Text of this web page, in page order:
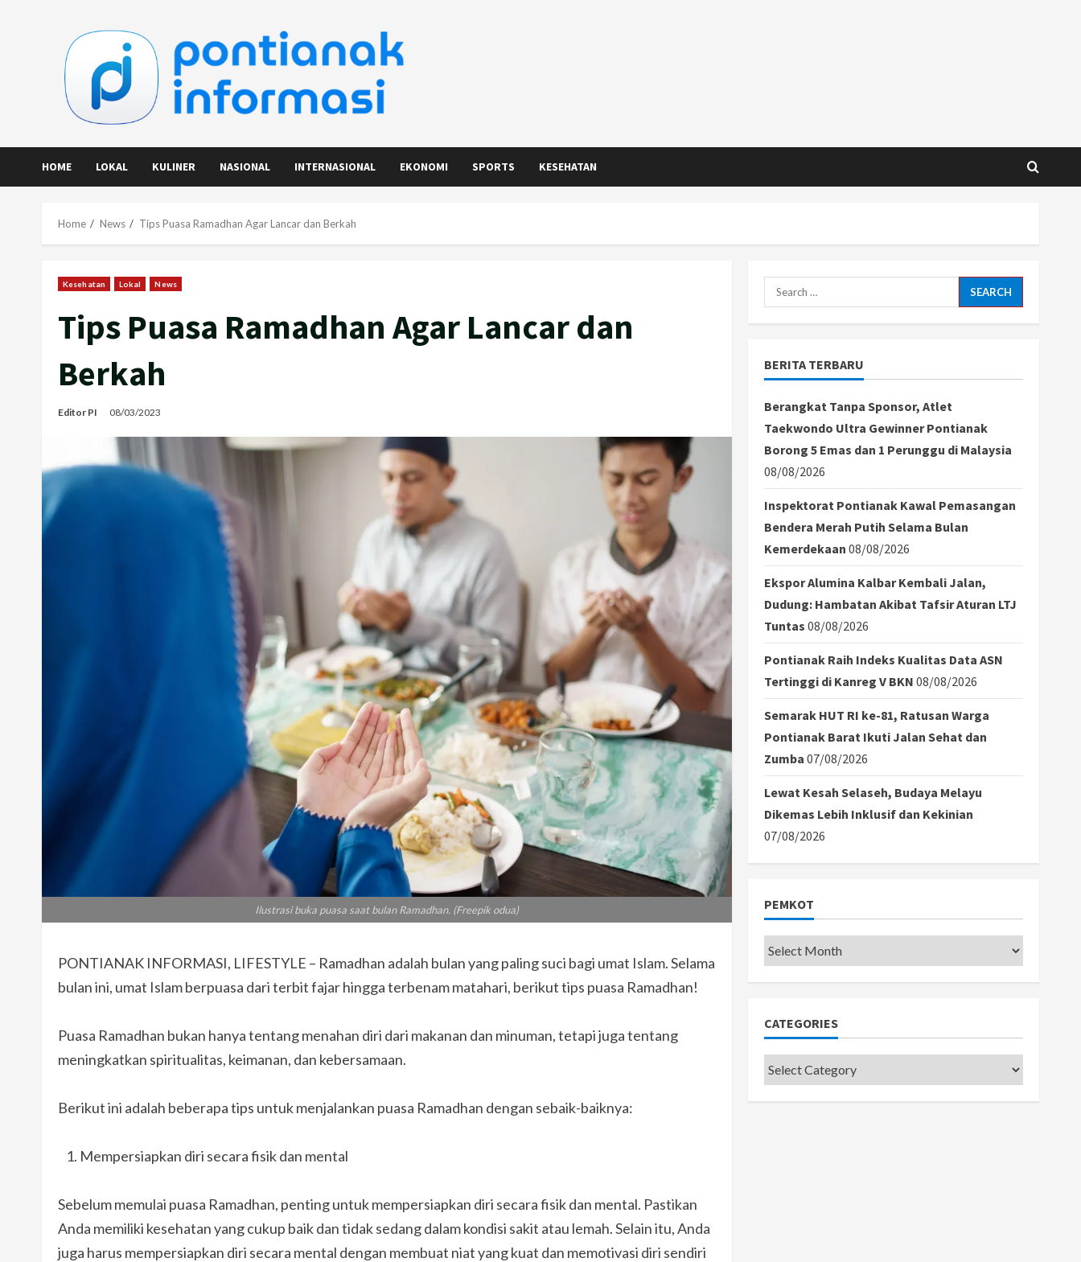
HOME LOKAL KULINER NASIONAL INTERNASIONAL EKONOMI SPORTS KESEHATAN
Home News Tips Puasa Ramadhan Agar Lancar dan Berkah
Kesehatan Lokal News
Tips Puasa Ramadhan Agar Lancar dan
Berkah
Editor PI 08/03/2023
Ilustrasi buka puasa saat bulan Ramadhan. (Freepik odua)
PONTIANAK INFORMASI, LIFESTYLE – Ramadhan adalah bulan yang paling suci bagi umat Islam. Selama
bulan ini, umat Islam berpuasa dari terbit fajar hingga terbenam matahari, berikut tips puasa Ramadhan!
Puasa Ramadhan bukan hanya tentang menahan diri dari makanan dan minuman, tetapi juga tentang
meningkatkan spiritualitas, keimanan, dan kebersamaan.
Berikut ini adalah beberapa tips untuk menjalankan puasa Ramadhan dengan sebaik-baiknya:
Mempersiapkan diri secara fisik dan mental
Sebelum memulai puasa Ramadhan, penting untuk mempersiapkan diri secara fisik dan mental. Pastikan
Anda memiliki kesehatan yang cukup baik dan tidak sedang dalam kondisi sakit atau lemah. Selain itu, Anda
juga harus mempersiapkan diri secara mental dengan membuat niat yang kuat dan memotivasi diri sendiri
Search
for:
BERITA TERBARU
Berangkat Tanpa Sponsor, Atlet
Taekwondo Ultra Gewinner Pontianak
Borong 5 Emas dan 1 Perunggu di Malaysia
08/08/2026
Inspektorat Pontianak Kawal Pemasangan
Bendera Merah Putih Selama Bulan
Kemerdekaan 08/08/2026
Ekspor Alumina Kalbar Kembali Jalan,
Dudung: Hambatan Akibat Tafsir Aturan LTJ
Tuntas 08/08/2026
Pontianak Raih Indeks Kualitas Data ASN
Tertinggi di Kanreg V BKN 08/08/2026
Semarak HUT RI ke-81, Ratusan Warga
Pontianak Barat Ikuti Jalan Sehat dan
Zumba 07/08/2026
Lewat Kesah Selaseh, Budaya Melayu
Dikemas Lebih Inklusif dan Kekinian
07/08/2026
PEMKOT
Pemkot
CATEGORIES
Categories